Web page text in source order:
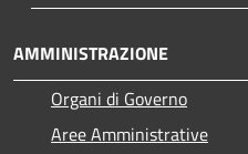
AMMINISTRAZIONE
Organi di Governo
Aree Amministrative